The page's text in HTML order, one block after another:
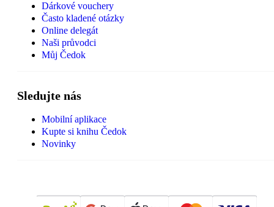
Dárkové vouchery
Často kladené otázky
Online delegát
Naši průvodci
Můj Čedok
Sledujte nás
Mobilní aplikace
Kupte si knihu Čedok
Novinky